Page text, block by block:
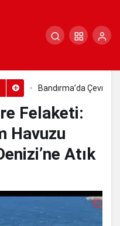
Bandırma’da Çevre
Felaketi:
Havuzu
Atık
Felaketi: Eti
Marmara